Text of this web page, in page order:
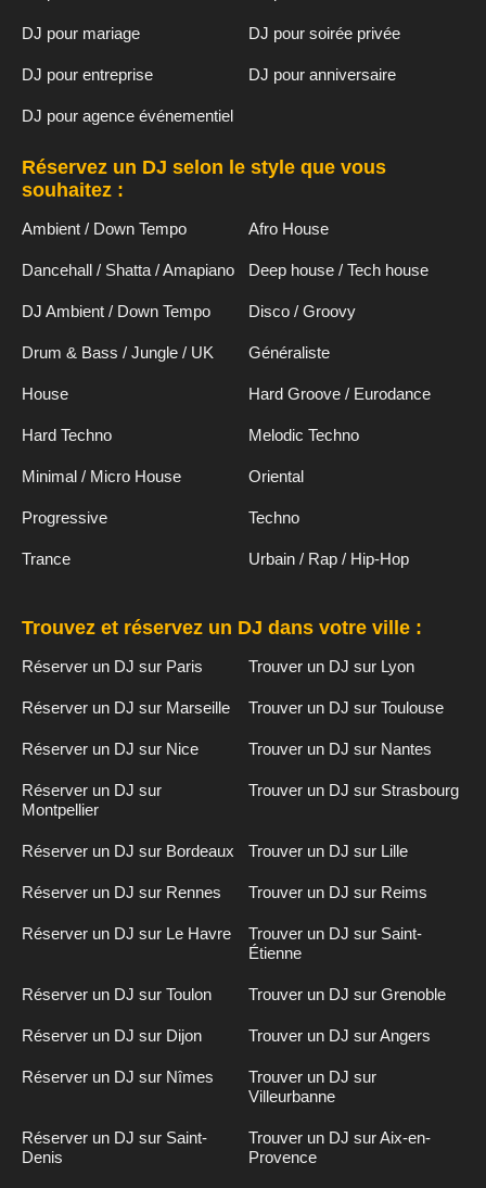
DJ pour mariage DJ pour soirée privée
DJ pour entreprise DJ pour anniversaire
DJ pour agence événementiel
Réservez un DJ selon le style que vous
souhaitez :
Ambient / Down Tempo Afro House
Dancehall / Shatta / Amapiano Deep house / Tech house
DJ Ambient / Down Tempo Disco / Groovy
Drum & Bass / Jungle / UK Généraliste
House Hard Groove / Eurodance
Hard Techno Melodic Techno
Minimal / Micro House Oriental
Progressive Techno
Trance Urbain / Rap / Hip-Hop
Trouvez et réservez un DJ dans votre ville :
Réserver un DJ sur Paris Trouver un DJ sur Lyon
Réserver un DJ sur Marseille Trouver un DJ sur Toulouse
Réserver un DJ sur Nice Trouver un DJ sur Nantes
Réserver un DJ sur
Montpellier
Trouver un DJ sur Strasbourg
Réserver un DJ sur Bordeaux Trouver un DJ sur Lille
Réserver un DJ sur Rennes Trouver un DJ sur Reims
Réserver un DJ sur Le Havre
Trouver un DJ sur Saint-
Étienne
Réserver un DJ sur Toulon Trouver un DJ sur Grenoble
Réserver un DJ sur Dijon Trouver un DJ sur Angers
Réserver un DJ sur Nîmes
Trouver un DJ sur
Villeurbanne
Réserver un DJ sur Saint-
Denis
Trouver un DJ sur Aix-en-
Provence